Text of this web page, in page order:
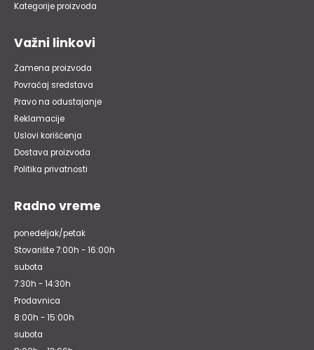
Kategorije proizvoda
Važni linkovi
Zamena proizvoda
Povraćaj sredstava
Pravo na odustajanje
Reklamacije
Uslovi korišćenja
Dostava proizvoda
Politika privatnosti
Radno vreme
ponedeljak/petak
Stovarište 7:00h - 16:00h
subota
7:30h - 14:30h
Prodavnica
8:00h - 15:00h
subota